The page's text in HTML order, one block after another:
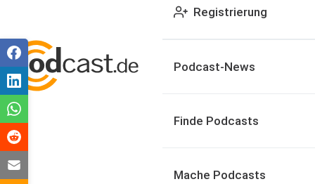
Registrierung
Podcast-News
Finde Podcasts
Mache Podcasts